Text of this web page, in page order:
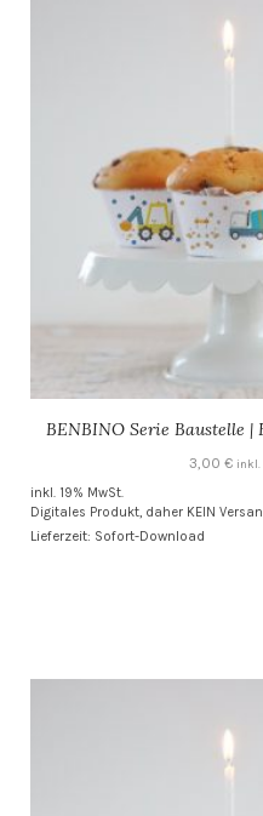
BENBINO Serie Baustelle
3,00€ inkl.
inkl. 19% MwSt.
Digitales Produkt, daher KEIN
Lieferzeit: Sofort-Download